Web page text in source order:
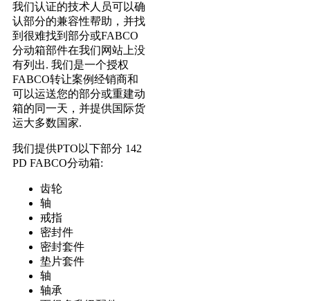
我们认证的技术人员可以确
认部分的兼容性帮助，并找
到很难找到部分或FABCO
分动箱部件在我们网站上没
有列出. 我们是一个授权
FABCO转让案例经销商和
可以运送您的部分或重建动
箱的同一天，并提供国际货
运大多数国家.
我们提供PTO以下部分 142
PD FABCO分动箱:
齿轮
轴
戒指
密封件
密封套件
垫片套件
轴
轴承